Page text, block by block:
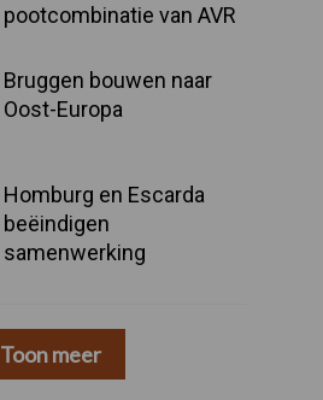
pootcombinatie van AVR
Bruggen bouwen naar
Oost-Europa
Homburg en Escarda
beëindigen
samenwerking
Toon meer